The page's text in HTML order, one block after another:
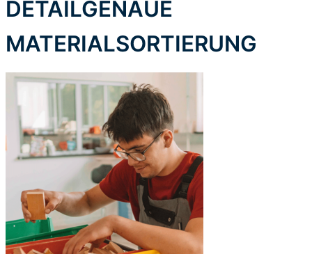
DETAILGENAUE
MATERIALSORTIERUNG